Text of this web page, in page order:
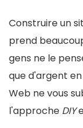
Construire un
prend
gens ne le
que d'argent
Web ne vous
l'approche DIY